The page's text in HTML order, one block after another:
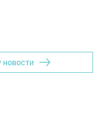
новости